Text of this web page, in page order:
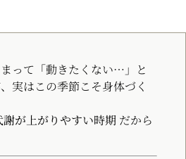
って「動きたくない…」と
実はこの季節こそ身体づく
が上がりやすい時期 だから